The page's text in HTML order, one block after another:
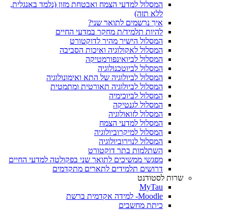
המסלול למדעי הצמח ואבטחת מזון (נלמד באנגלית,
ללא תזה)
איך נרשמים לתואר שני?
להיות תלמיד/ת מחקר במדעי החיים
המסלול הישיר מהיר לדוקטורט
המסלול לאקולוגיה ואיכות הסביבה
המסלול לביואינפורמטיקה
המסלול לביוטכנולוגיה
המסלול לביולוגיה של התא ואימונולוגיה
המסלול לביולוגיה תאורטית ומתמטית
המסלול לביוכימיה
המסלול לגנטיקה
המסלול לזואולוגיה
המסלול למדעי הצמח
המסלול למיקרוביולוגיה
המסלול לנוירוביולוגיה
השתלמות בתר דוקטורט
מפגשי ממשיכים לתואר שני בפקולטה למדעי החיים
דרושים תלמידים לתארים מתקדמים
שרות לסטודנט
MyTau
Moodle- למידה אקדמית ברשת
כיתת מחשבים